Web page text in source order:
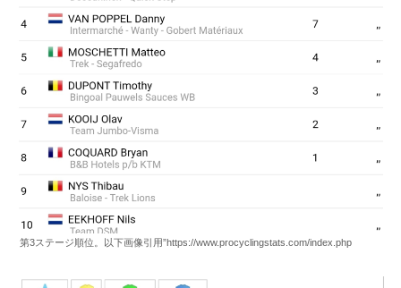
第3ステージ順位。以下画像引用”https://www.procyclingstats.com/index.php